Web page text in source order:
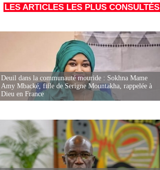
LES ARTICLES LES PLUS CONSULTÉS
Deuil dans la communauté mouride : Sokhna Mame
Amy Mbacké, fille de Serigne Mountakha, rappelée à
Dieu en France